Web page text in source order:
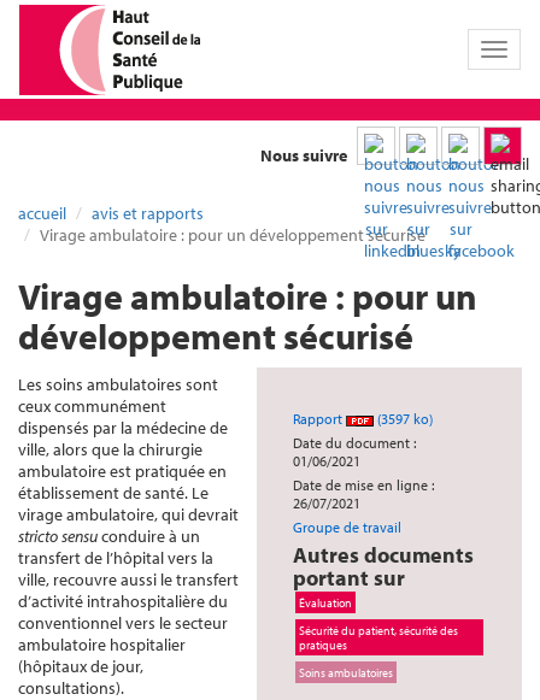
Toggle
Nous suivre
accueil
avis et rapports
Virage ambulatoire : pour un développement sécurisé
Virage ambulatoire : pour un
développement sécurisé
Rapport
(3597 ko)
Date du document :
01/06/2021
Date de mise en ligne :
26/07/2021
Groupe de travail
Autres documents
portant sur
Évaluation
Sécurité du patient, sécurité des
pratiques
Soins ambulatoires
Les soins ambulatoires sont
ceux communément
dispensés par la médecine de
ville, alors que la chirurgie
ambulatoire est pratiquée en
établissement de santé. Le
virage ambulatoire, qui devrait
stricto sensuconduire à un
transfert de l’hôpital vers la
ville, recouvre aussi le transfert
d’activité intrahospitalière du
conventionnel vers le secteur
ambulatoire hospitalier
(hôpitaux de jour,
consultations).